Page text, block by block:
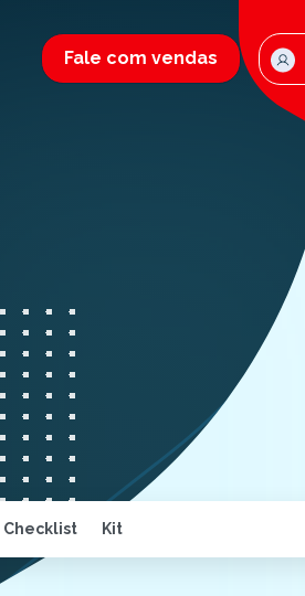
Fale com vendas
Checklist Kit